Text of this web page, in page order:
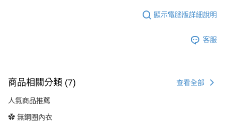
顯示電腦版詳細說明
客服
商品相關分類 (7) 查看全部
人氣商品推薦
✿ 無鋼圈內衣